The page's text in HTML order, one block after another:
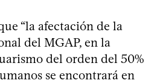
“la afectación de la
del MGAP, en la
del orden del 50%
se encontrará en